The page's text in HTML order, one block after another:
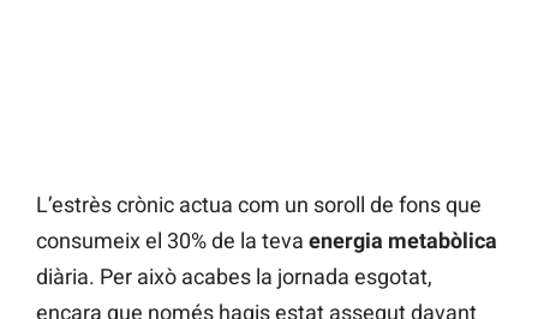
L’estrès crònic actua com un soroll de fons que
consumeix el 30% de la teva energia metabòlica
diària. Per això acabes la jornada esgotat,
encara que només hagis estat assegut davant